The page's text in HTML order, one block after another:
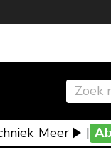
Meer |